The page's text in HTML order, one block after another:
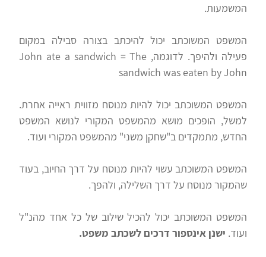
המשמעות.
המשפט המשוכתב יכול להיכתב בצורה סבילה במקום
פעילה ולהיפך. לדוגמה, John ate a sandwich = The
sandwich was eaten by John
המשפט המשוכתב יכול להיות מנוסח מזווית ראייה אחרת.
למשל, הופכים מושא מהמשפט המקורי לנושא המשפט
החדש, מתמקדים ב"שחקן משני" מהמשפט המקורי ועוד.
המשפט המשוכתב עשוי להיות מנוסח על דרך החיוב, בעוד
שהמקור מנוסח על דרך השלילה, ולהפך.
המשפט המשוכתב יכול להכיל שילוב של כל אחד מהנ"ל
ועוד. ישנן אינספור דרכים לשכתב משפט.